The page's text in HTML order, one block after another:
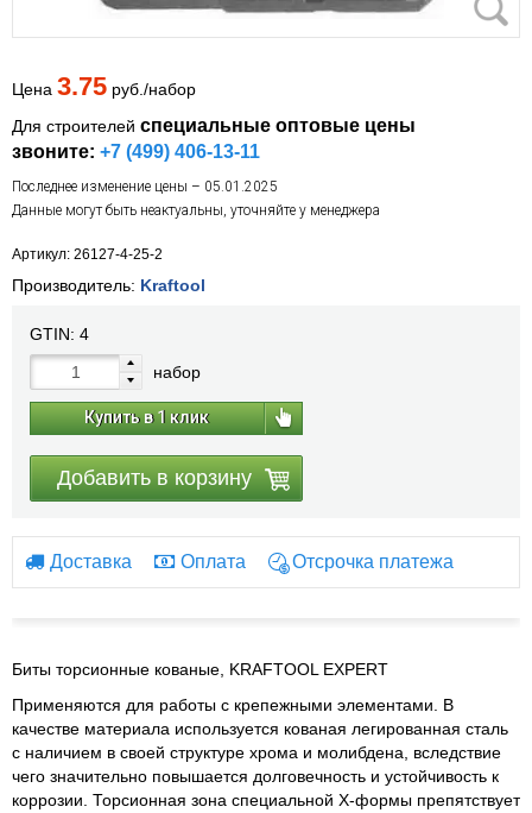
Цена 3.75 руб./набор
Для строителей специальные оптовые цены
звоните: +7 (499) 406-13-11
Последнее изменение цены – 05.01.2025
Данные могут быть неактуальны, уточняйте у менеджера
Артикул: 26127-4-25-2
Производитель: Kraftool
GTIN: 4
набор
Купить в 1 клик
Добавить в корзину
Доставка Оплата Отсрочка платежа
Биты торсионные кованые, KRAFTOOL EXPERT
Применяются для работы с крепежными элементами. В
качестве материала используется кованая легированная сталь
с наличием в своей структуре хрома и молибдена, вследствие
чего значительно повышается долговечность и устойчивость к
коррозии. Торсионная зона специальной Х-формы препятствует